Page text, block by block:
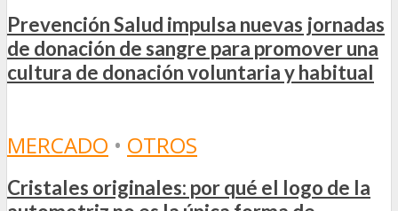
Prevención Salud impulsa nuevas jornadas
de donación de sangre para promover una
cultura de donación voluntaria y habitual
MERCADO • OTROS
Cristales originales: por qué el logo de la